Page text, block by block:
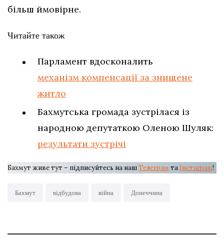
більш ймовірне.
Читайте також
Парламент вдосконалить
механізм компенсації за знищене
житло
Бахмутська громада зустрілася із
народною депутаткою Оленою Шуляк:
результати зустрічі
Бахмут живе тут – підписуйтесь на нашТелеграм та Інстаграм!
Бахмут відбудова війна Донеччина